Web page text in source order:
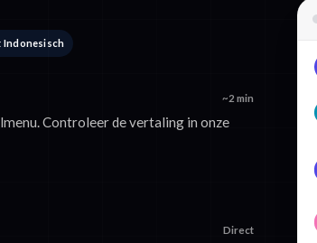
Indonesisch
~2 min
Controleer de vertaling in onze
Direct